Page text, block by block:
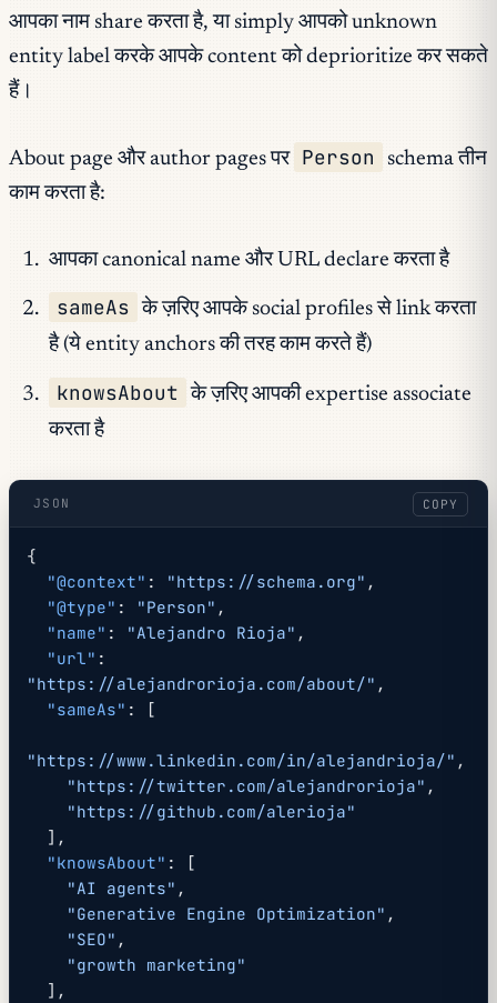
आपका नाम share करता है, या simply आपको unknown
entity label करके आपके content को deprioritize कर सकते
हैं।
About page और author pages पर Person
schema तीन
काम करता है:
आपका canonical name और URL declare करता है
sameAs के ज़रिए आपके social profiles से link करता
है (ये entity anchors की तरह काम करते हैं)
knowsAbout के ज़रिए आपकी expertise associate
करता है
JSON COPY
{
  "@context"
: "https://schema.org" ,
  "@type"
: "Person" ,
  "name"
: "Alejandro Rioja" ,
  "url"
"https://alejandrorioja.com/about/" ,
  "sameAs"
: [
"https://www.linkedin.com/in/alejandrioja/" ,
    "https://twitter.com/alejandrorioja"
,
    "https://github.com/alerioja"
  ],
  "knowsAbout"
: [
    "AI agents"
,
    "Generative Engine Optimization"
,
    "SEO"
,
    "growth marketing"
  ],